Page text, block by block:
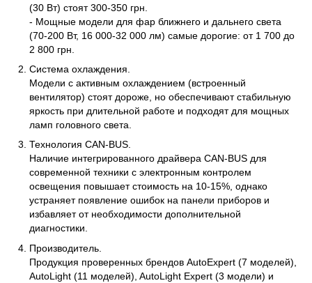
(30 Вт) стоят 300-350 грн.
- Мощные модели для фар ближнего и дальнего света
(70-200 Вт, 16 000-32 000 лм) самые дорогие: от 1 700 до
2 800 грн.
Система охлаждения.
Модели с активным охлаждением (встроенный
вентилятор) стоят дороже, но обеспечивают стабильную
яркость при длительной работе и подходят для мощных
ламп головного света.
Технология CAN-BUS.
Наличие интегрированного драйвера CAN-BUS для
современной техники с электронным контролем
освещения повышает стоимость на 10-15%, однако
устраняет появление ошибок на панели приборов и
избавляет от необходимости дополнительной
диагностики.
Производитель.
Продукция проверенных брендов AutoExpert (7 моделей),
AutoLight (11 моделей), AutoLight Expert (3 модели) и